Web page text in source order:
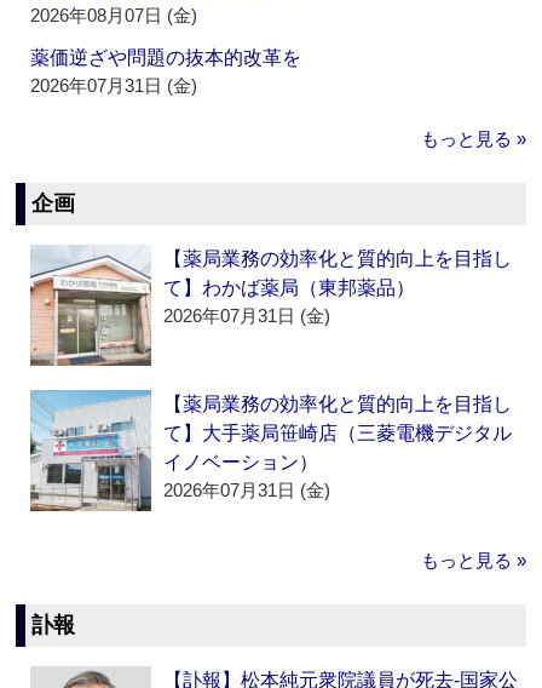
2026年08月07日 (金)
薬価逆ざや問題の抜本的改革を
2026年07月31日 (金)
もっと見る »
企画
【薬局業務の効率化と質的向上を目指し
て】わかば薬局（東邦薬品）
2026年07月31日 (金)
【薬局業務の効率化と質的向上を目指し
て】大手薬局笹崎店（三菱電機デジタル
イノベーション）
2026年07月31日 (金)
もっと見る »
訃報
【訃報】松本純元衆院議員が死去‐国家公